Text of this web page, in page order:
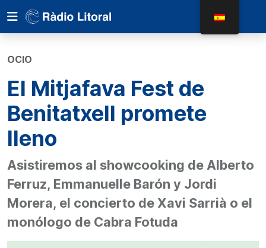
OCIO
El Mitjafava Fest de
Benitatxell promete
lleno
Asistiremos al showcooking de Alberto
Ferruz, Emmanuelle Barón y Jordi
Morera, el concierto de Xavi Sarrià o el
monólogo de Cabra Fotuda